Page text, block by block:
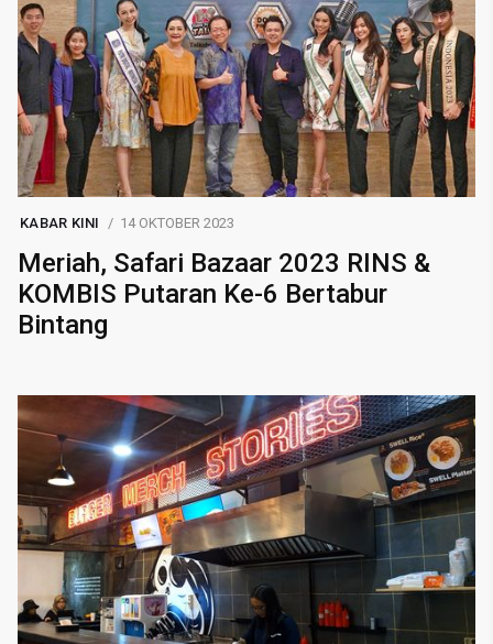
KABAR KINI 14 OKTOBER 2023
Meriah, Safari Bazaar 2023 RINS &
KOMBIS Putaran Ke-6 Bertabur
Bintang